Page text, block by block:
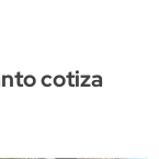
cotiza